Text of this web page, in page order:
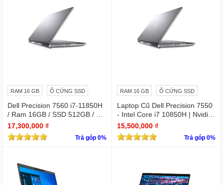
RAM 16 GB Ổ CỨNG SSD
Dell Precision 7560 i7-11850H
/ Ram 16GB / SSD 512GB / Mà
n 15.6″ IPS FullHD 1920×1080
/ VGA Quadro T1200 4GB GD
DR6
17,300,000 ₫
Trả góp 0%
RAM 16 GB Ổ CỨNG SSD
Laptop Cũ Dell Precision 7550
- Intel Core i7 10850H | Nvidia
Quadro T2000
15,500,000 ₫
Trả góp 0%